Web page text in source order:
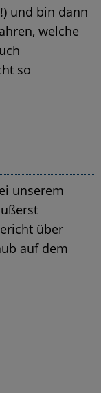
und bin dann
welche
so
unserem
über
auf dem